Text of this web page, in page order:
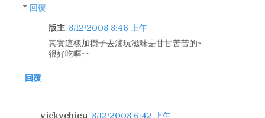
回覆
版主 8/12/2008 8:46 上午
其實這樣加樹子去滷玩滋味是甘甘苦苦的~
很好吃喔~~
回覆
vickychieu 8/12/2008 6:42 上午